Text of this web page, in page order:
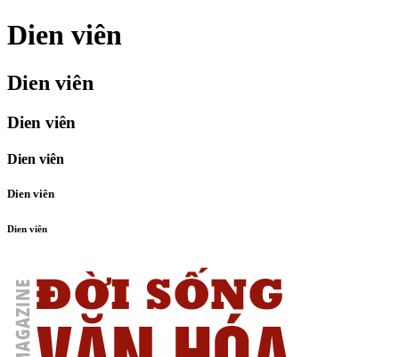
Dien viên
Dien viên
Dien viên
Dien viên
Dien viên
Dien viên